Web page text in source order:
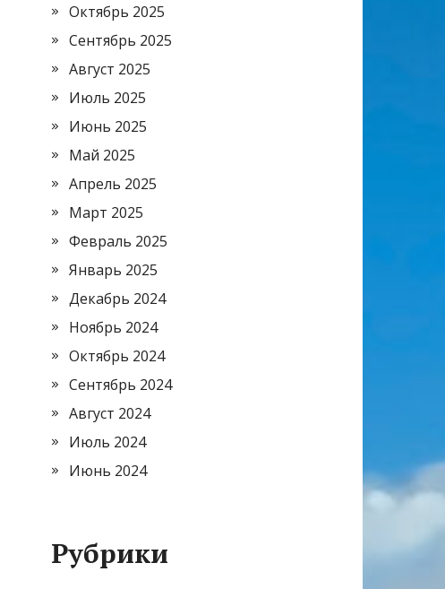
Октябрь 2025
Сентябрь 2025
Август 2025
Июль 2025
Июнь 2025
Май 2025
Апрель 2025
Март 2025
Февраль 2025
Январь 2025
Декабрь 2024
Ноябрь 2024
Октябрь 2024
Сентябрь 2024
Август 2024
Июль 2024
Июнь 2024
Рубрики